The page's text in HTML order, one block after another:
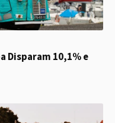
Disparam 10,1% e